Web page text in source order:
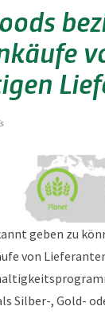
geben zu
von
Silber-, Gold-